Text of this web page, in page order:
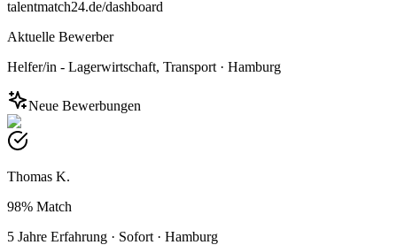
talentmatch24.de/dashboard
Aktuelle Bewerber
Helfer/in - Lagerwirtschaft, Transport · Hamburg
Neue Bewerbungen
Thomas K.
98% Match
5 Jahre Erfahrung · Sofort · Hamburg